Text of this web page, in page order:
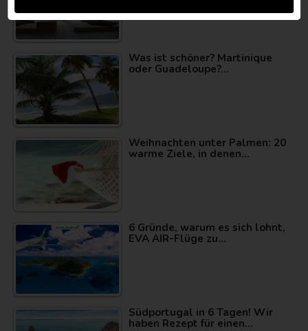
Was ist schöner? Martinique
oder Guadeloupe?…
Weihnachten unter Palmen: 20
warme Ziele, in denen…
6 Gründe, warum es sich lohnt,
EVA AIR-Flüge zu…
Südportugal in 6 Tagen! Wir
haben Rezept für einen…